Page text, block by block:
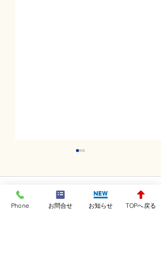
コメント
Phone お問合せ お知らせ TOPへ戻る